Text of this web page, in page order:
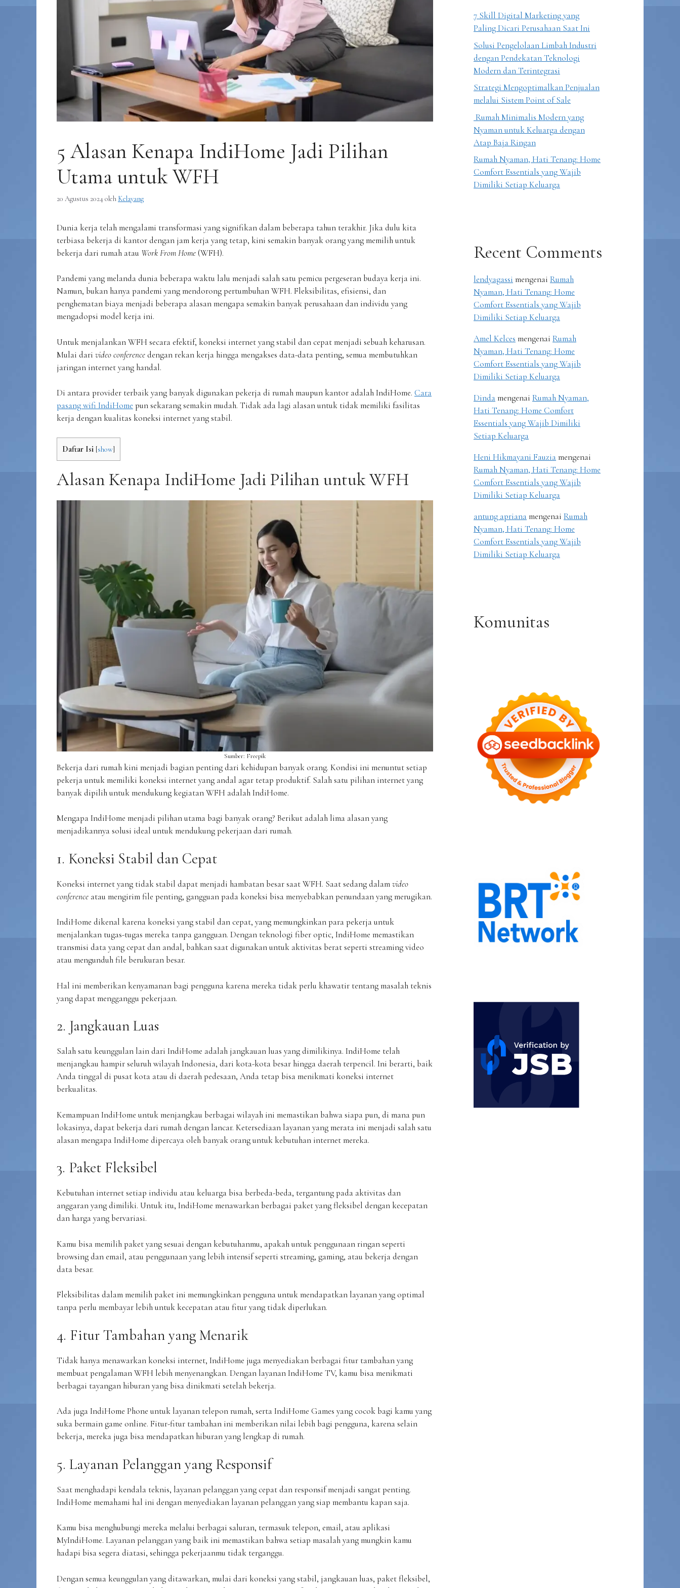
5 Alasan Kenapa IndiHome Jadi Pilihan
Utama untuk WFH
20 Agustus 2024 oleh Kelayang
Dunia kerja telah mengalami transformasi yang signifikan dalam beberapa tahun terakhir. Jika dulu kita
terbiasa bekerja di kantor dengan jam kerja yang tetap, kini semakin banyak orang yang memilih untuk
bekerja dari rumah atau Work From Home(WFH).
Pandemi yang melanda dunia beberapa waktu lalu menjadi salah satu pemicu pergeseran budaya kerja ini.
Namun, bukan hanya pandemi yang mendorong pertumbuhan WFH. Fleksibilitas, efisiensi, dan
penghematan biaya menjadi beberapa alasan mengapa semakin banyak perusahaan dan individu yang
mengadopsi model kerja ini.
Untuk menjalankan WFH secara efektif, koneksi internet yang stabil dan cepat menjadi sebuah keharusan.
Mulai dari video conferencedengan rekan kerja hingga mengakses data-data penting, semua membutuhkan
jaringan internet yang handal.
Di antara provider terbaik yang banyak digunakan pekerja di rumah maupun kantor adalah IndiHome. Cara
pasang wifi IndiHome pun sekarang semakin mudah. Tidak ada lagi alasan untuk tidak memiliki fasilitas
kerja dengan kualitas koneksi internet yang stabil.
Daftar Isi [show]
Alasan Kenapa IndiHome Jadi Pilihan untuk WFH
Sumber: Freepik
Bekerja dari rumah kini menjadi bagian penting dari kehidupan banyak orang. Kondisi ini menuntut setiap
pekerja untuk memiliki koneksi internet yang andal agar tetap produktif. Salah satu pilihan internet yang
banyak dipilih untuk mendukung kegiatan WFH adalah IndiHome.
Mengapa IndiHome menjadi pilihan utama bagi banyak orang? Berikut adalah lima alasan yang
menjadikannya solusi ideal untuk mendukung pekerjaan dari rumah.
1. Koneksi Stabil dan Cepat
Koneksi internet yang tidak stabil dapat menjadi hambatan besar saat WFH. Saat sedang dalamvideo
conference atau mengirim file penting, gangguan pada koneksi bisa menyebabkan penundaan yang merugikan.
IndiHome dikenal karena koneksi yang stabil dan cepat, yang memungkinkan para pekerja untuk
menjalankan tugas-tugas mereka tanpa gangguan. Dengan teknologi fiber optic, IndiHome memastikan
transmisi data yang cepat dan andal, bahkan saat digunakan untuk aktivitas berat seperti streaming video
atau mengunduh file berukuran besar.
Hal ini memberikan kenyamanan bagi pengguna karena mereka tidak perlu khawatir tentang masalah teknis
yang dapat mengganggu pekerjaan.
2. Jangkauan Luas
Salah satu keunggulan lain dari IndiHome adalah jangkauan luas yang dimilikinya. IndiHome telah
menjangkau hampir seluruh wilayah Indonesia, dari kota-kota besar hingga daerah terpencil. Ini berarti, baik
Anda tinggal di pusat kota atau di daerah pedesaan, Anda tetap bisa menikmati koneksi internet
berkualitas.
Kemampuan IndiHome untuk menjangkau berbagai wilayah ini memastikan bahwa siapa pun, di mana pun
lokasinya, dapat bekerja dari rumah dengan lancar. Ketersediaan layanan yang merata ini menjadi salah satu
alasan mengapa IndiHome dipercaya oleh banyak orang untuk kebutuhan internet mereka.
3. Paket Fleksibel
Kebutuhan internet setiap individu atau keluarga bisa berbeda-beda, tergantung pada aktivitas dan
anggaran yang dimiliki. Untuk itu, IndiHome menawarkan berbagai paket yang fleksibel dengan kecepatan
dan harga yang bervariasi.
Kamu bisa memilih paket yang sesuai dengan kebutuhanmu, apakah untuk penggunaan ringan seperti
browsing dan email, atau penggunaan yang lebih intensif seperti streaming, gaming, atau bekerja dengan
data besar.
Fleksibilitas dalam memilih paket ini memungkinkan pengguna untuk mendapatkan layanan yang optimal
tanpa perlu membayar lebih untuk kecepatan atau fitur yang tidak diperlukan.
4. Fitur Tambahan yang Menarik
Tidak hanya menawarkan koneksi internet, IndiHome juga menyediakan berbagai fitur tambahan yang
membuat pengalaman WFH lebih menyenangkan. Dengan layanan IndiHome TV, kamu bisa menikmati
berbagai tayangan hiburan yang bisa dinikmati setelah bekerja.
Ada juga IndiHome Phone untuk layanan telepon rumah, serta IndiHome Games yang cocok bagi kamu yang
suka bermain game online. Fitur-fitur tambahan ini memberikan nilai lebih bagi pengguna, karena selain
bekerja, mereka juga bisa mendapatkan hiburan yang lengkap di rumah.
5. Layanan Pelanggan yang Responsif
Saat menghadapi kendala teknis, layanan pelanggan yang cepat dan responsif menjadi sangat penting.
IndiHome memahami hal ini dengan menyediakan layanan pelanggan yang siap membantu kapan saja.
Kamu bisa menghubungi mereka melalui berbagai saluran, termasuk telepon, email, atau aplikasi
MyIndiHome. Layanan pelanggan yang baik ini memastikan bahwa setiap masalah yang mungkin kamu
hadapi bisa segera diatasi, sehingga pekerjaanmu tidak terganggu.
Dengan semua keunggulan yang ditawarkan, mulai dari koneksi yang stabil, jangkauan luas, paket fleksibel,
7 Skill Digital Marketing yang
Paling Dicari Perusahaan Saat Ini
Solusi Pengelolaan Limbah Industri
dengan Pendekatan Teknologi
Modern dan Terintegrasi
Strategi Mengoptimalkan Penjualan
melalui Sistem Point of Sale
Rumah Minimalis Modern yang
Nyaman untuk Keluarga dengan
Atap Baja Ringan
Rumah Nyaman, Hati Tenang: Home
Comfort Essentials yang Wajib
Dimiliki Setiap Keluarga
Recent Comments
lendyagassi mengenai Rumah
Nyaman, Hati Tenang: Home
Comfort Essentials yang Wajib
Dimiliki Setiap Keluarga
Amel Kelces mengenai Rumah
Nyaman, Hati Tenang: Home
Comfort Essentials yang Wajib
Dimiliki Setiap Keluarga
Dindamengenai Rumah Nyaman,
Hati Tenang: Home Comfort
Essentials yang Wajib Dimiliki
Setiap Keluarga
Heni Hikmayani Fauziamengenai
Rumah Nyaman, Hati Tenang: Home
Comfort Essentials yang Wajib
Dimiliki Setiap Keluarga
antung aprianamengenai Rumah
Nyaman, Hati Tenang: Home
Comfort Essentials yang Wajib
Dimiliki Setiap Keluarga
Komunitas